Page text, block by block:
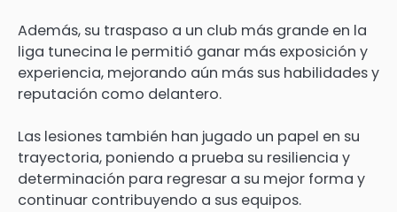
Además, su traspaso a un club más grande en la
liga tunecina le permitió ganar más exposición y
experiencia, mejorando aún más sus habilidades y
reputación como delantero.
Las lesiones también han jugado un papel en su
trayectoria, poniendo a prueba su resiliencia y
determinación para regresar a su mejor forma y
continuar contribuyendo a sus equipos.